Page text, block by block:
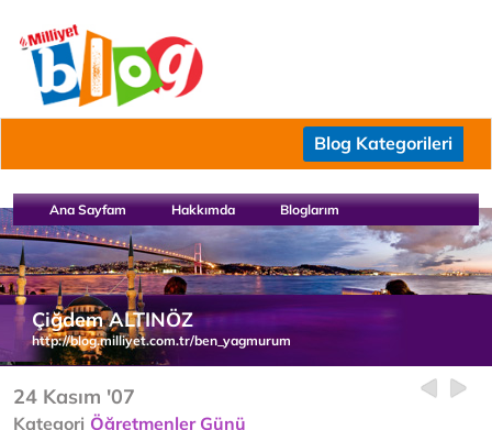
Blog Kategorileri
Ana Sayfam Hakkımda Bloglarım
Çiğdem ALTINÖZ
http://blog.milliyet.com.tr/ben_yagmurum
24 Kasım '07
Kategori Öğretmenler Günü